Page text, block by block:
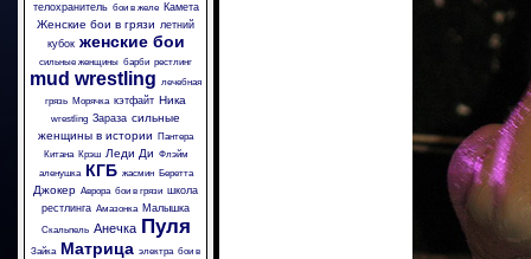
телохранитель бои в желе Камета
Женские бои в грязи летний
кубок женские бои
сильные женщины барби рестлинг
mud wrestling лечебная
грязь Морячка кэтфайт Ника
wrestling Зараза сильные
женщины в истории
Пантера
Китана
Крэш Леди Ди Флэйм
аленушка
КГБ жасмин Беретта
Джокер Аврора бои в грязи школа
рестлинга Амазонка Малышка
Скальпель Анечка Пуля
Зайка Матрица электра бои в